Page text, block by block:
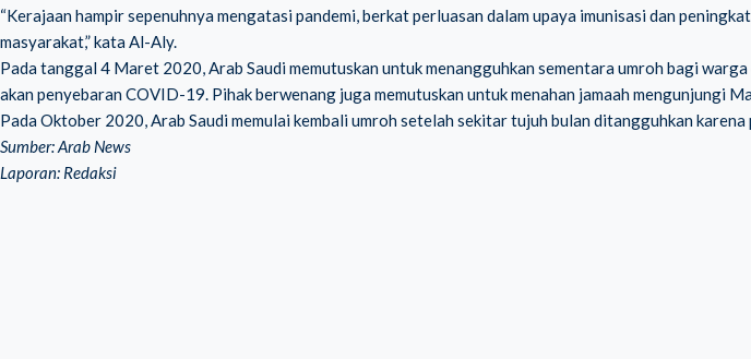
“Kerajaan hampir sepenuhnya mengatasi pandemi, berkat perluasan dalam upaya imunisasi dan
masyarakat,” kata Al-Aly.
Pada tanggal 4 Maret 2020, Arab Saudi memutuskan untuk menangguhkan sementara umroh bagi
akan penyebaran COVID-19. Pihak berwenang juga memutuskan untuk menahan jamaah mengunjungi
Pada Oktober 2020, Arab Saudi memulai kembali umroh setelah sekitar tujuh bulan ditangguhkan karena
Sumber: Arab News
Laporan: Redaksi